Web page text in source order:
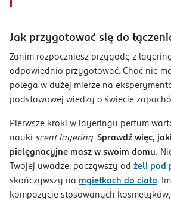
Jak przygotować się do
Zanim rozpoczniesz przygodę z
odpowiednio przygotować. Choć nie
polega w dużej mierze na
podstawowej wiedzy o świecie
Pierwsze kroki w layeringu perfum
nauki scent layering. Sprawdź więc,
pielęgnacyjne masz w swoim domu.
Twojej uwadze: począwszy od żeli pod
skończywszy na mgiełkach do ciała.
kompozycje stosowanych